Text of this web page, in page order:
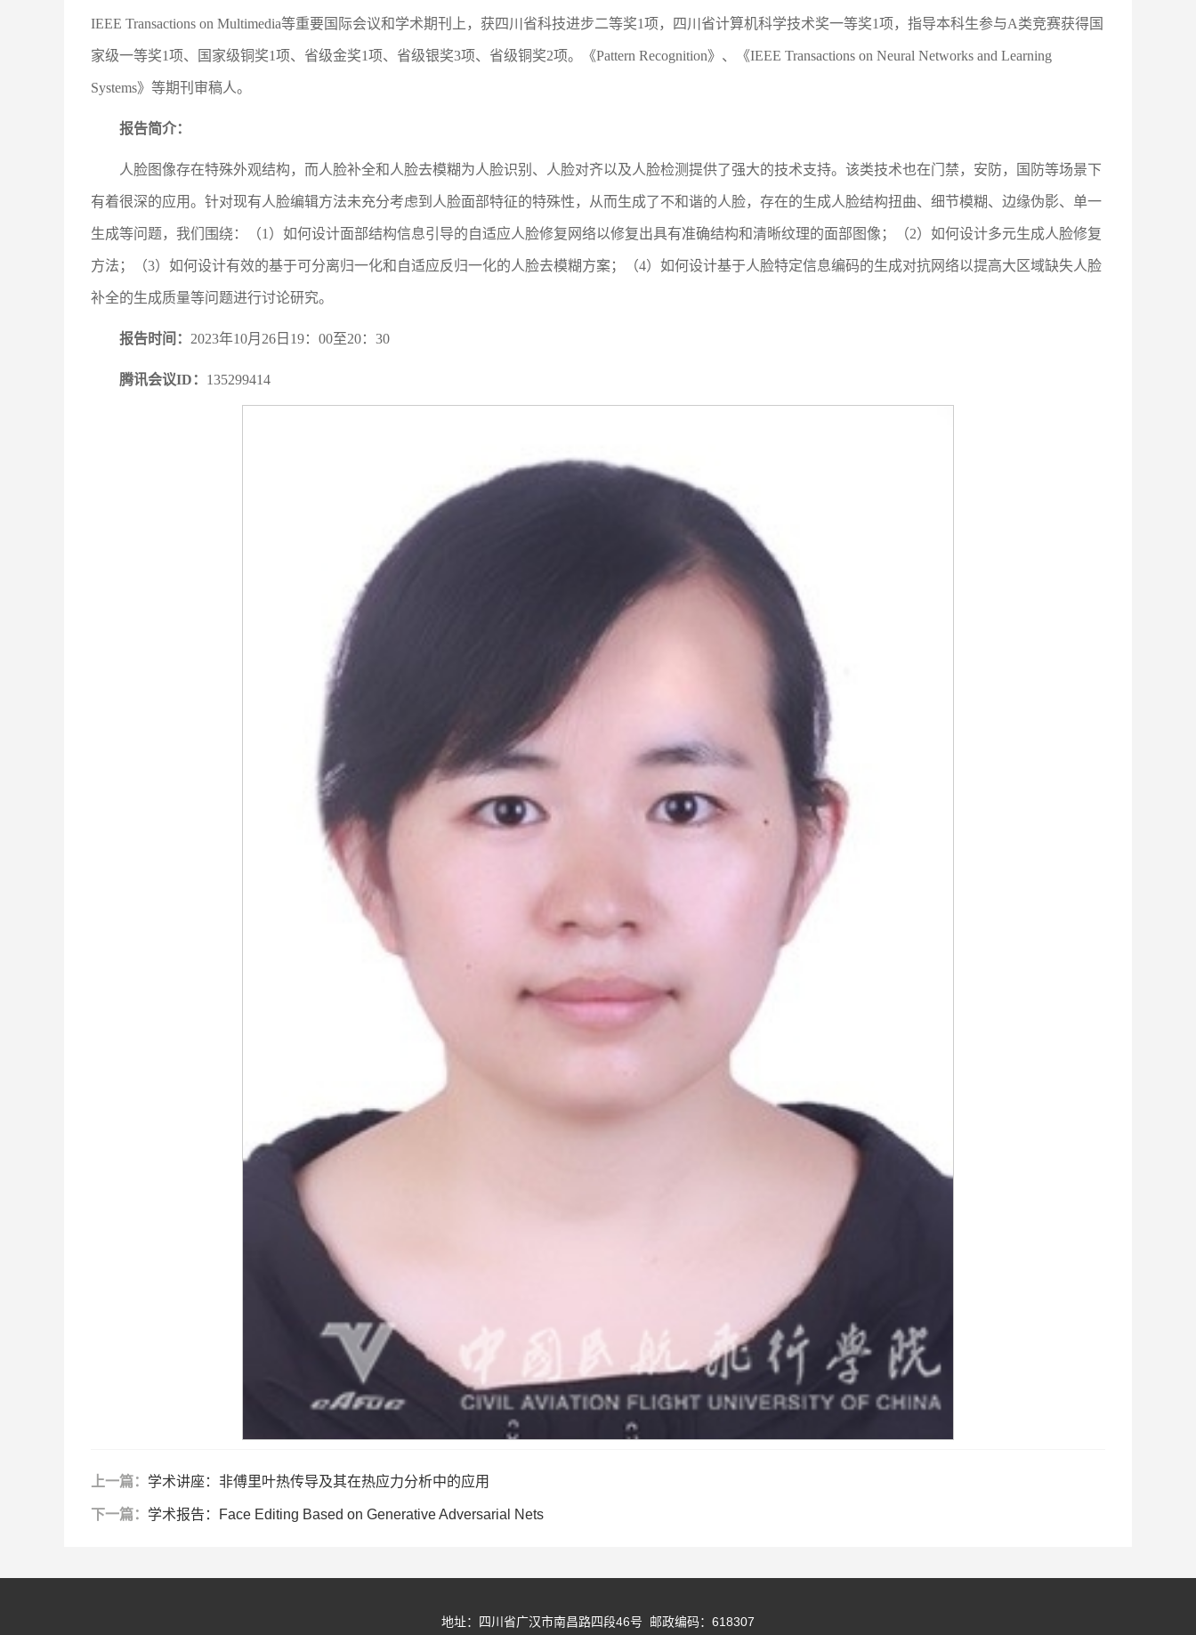
IEEE Transactions on Multimedia等重要国际会议和学术期刊上，获四川省科技进步二等奖1项，四川省计算机科学技术奖一等奖1项，指导本科生参与A类竞赛获得国
家级一等奖1项、国家级铜奖1项、省级金奖1项、省级银奖3项、省级铜奖2项。《Pattern Recognition》、《IEEE Transactions on Neural Networks and Learning
Systems》等期刊审稿人。
报告简介：
人脸图像存在特殊外观结构，而人脸补全和人脸去模糊为人脸识别、人脸对齐以及人脸检测提供了强大的技术支持。该类技术也在门禁，安防，国防等场景下
有着很深的应用。针对现有人脸编辑方法未充分考虑到人脸面部特征的特殊性，从而生成了不和谐的人脸，存在的生成人脸结构扭曲、细节模糊、边缘伪影、单一
生成等问题，我们围绕：（1）如何设计面部结构信息引导的自适应人脸修复网络以修复出具有准确结构和清晰纹理的面部图像；（2）如何设计多元生成人脸修复
方法；（3）如何设计有效的基于可分离归一化和自适应反归一化的人脸去模糊方案；（4）如何设计基于人脸特定信息编码的生成对抗网络以提高大区域缺失人脸
补全的生成质量等问题进行讨论研究。
报告时间： 2023年10月26日19：00至20：30
腾讯会议ID： 135299414
上一篇： 学术讲座：非傅里叶热传导及其在热应力分析中的应用
下一篇： 学术报告：Face Editing Based on Generative Adversarial Nets
地址：四川省广汉市南昌路四段46号 邮政编码：618307